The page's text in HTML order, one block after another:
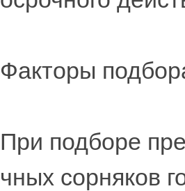
Факторы
При подборе
чных сорняков